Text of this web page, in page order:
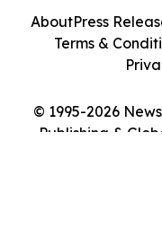
© 1995-2026
Publishing &
AboutPress
Terms &